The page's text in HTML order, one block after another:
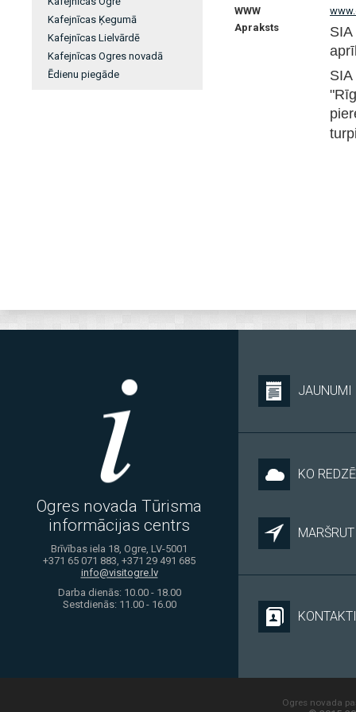
Kafejnīcas Ķegumā
Kafejnīcas Lielvārdē
Kafejnīcas Ogres novadā
Ēdienu piegāde
WWW
Apraksts
Ogres novada Tūrisma
informācijas centrs
Brīvības iela 18, Ogre, LV-5001
+371 65 071 883, +371 29 491 685
info@visitogre.lv
Darba dienās: 10.00 - 18.00
Sestdienās: 11.00 - 16.00
JAUNUMI
KO
KONTAKTI
Ogres novada